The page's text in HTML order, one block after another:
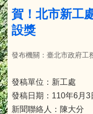
賀！北市新工
設獎
發布機關：臺北市政府工
發稿單位：新工處
發稿日期：110年6月3
新聞聯絡人：陳大分